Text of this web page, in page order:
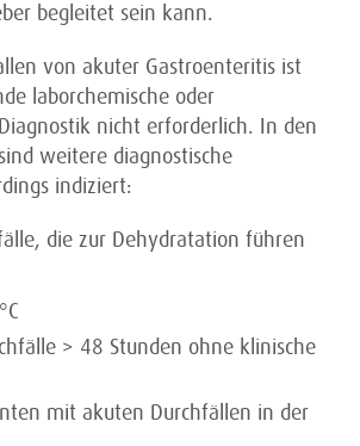
begleitet sein kann.
von akuter Gastroenteritis ist
laborchemische oder
nicht erforderlich. In den
weitere diagnostische
indiziert:
die zur Dehydratation führen
> 48 Stunden ohne klinische
mit akuten Durchfällen in der